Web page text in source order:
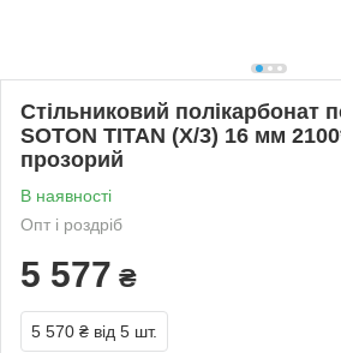
Стільниковий полікарбонат
SOTON TITAN (Х/3) 16 мм
прозорий
В наявності
Опт і роздріб
5 577 ₴
5 570 ₴ від 5 шт.